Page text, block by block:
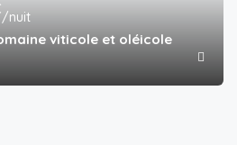
/nuit
viticole et oléicole